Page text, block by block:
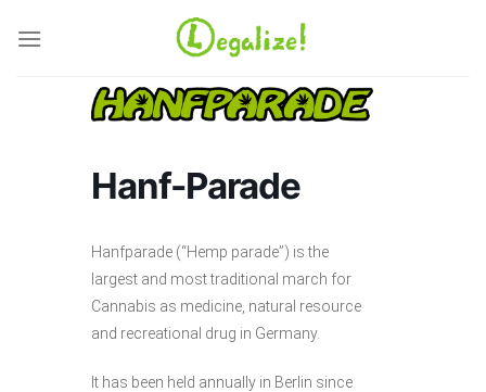
naar
Hanf-Parade
Hanfparade (“Hemp parade”) is the
largest and most traditional march for
Cannabis as medicine, natural resource
and recreational drug in Germany.
It has been held annually in Berlin since